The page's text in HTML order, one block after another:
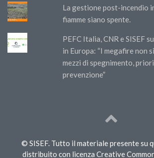
La gestione post-incendio
fiamme siano spente.
PEFC Italia, CNR e SISEF
in Europa: “I megafire non
mezzi di spegnimento,
prevenzione”
© SISEF. Tutto il materiale presente su
distribuito con licenza Creative